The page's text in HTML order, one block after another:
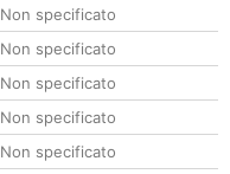
Non specificato
Non specificato
Non specificato
Non specificato
Non specificato